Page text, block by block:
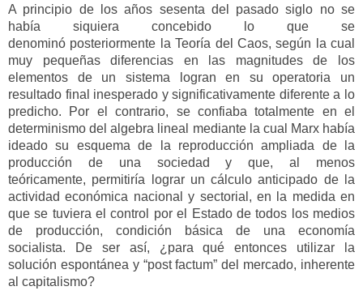
A principio de los años sesenta del pasado siglo no se
había siquiera concebido lo que se
denominó posteriormente la Teoría del Caos, según la cual
muy pequeñas diferencias en las magnitudes de los
elementos de un sistema logran en su operatoria un
resultado final inesperado ysignificativamente diferente a lo
predicho. Por el contrario, se confiaba totalmente en el
determinismo del algebra lineal mediante la cual Marx había
ideado su esquema de la reproducción ampliada de la
producción de una sociedad y que,al menos
teóricamente, permitiría lograr un cálculo anticipado de la
actividad económica nacional y sectorial, en la medida en
que se tuviera el control por el Estado de todos los medios
de producción, condición básica de una economía
socialista. De ser así, ¿ para quéentonces utilizar la
solución espontánea y “postfactum” del mercado, inherente
al capitalismo?